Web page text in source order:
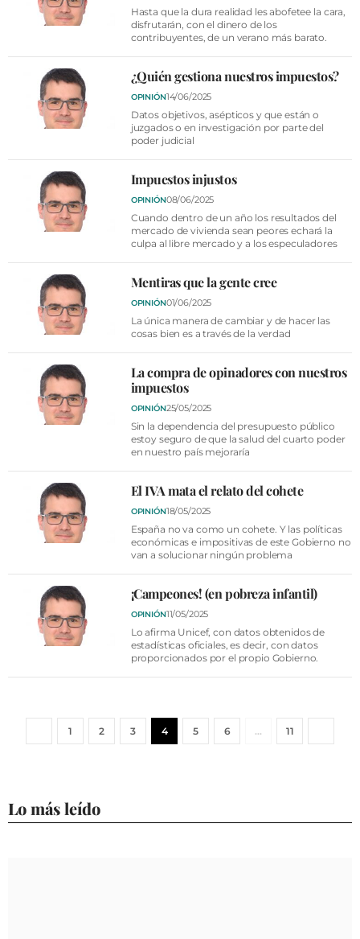
Hasta que la dura realidad les abofetee la cara,
disfrutarán, con el dinero de los
contribuyentes, de un verano más barato.
¿Quién gestiona nuestros impuestos?
OPINIÓN14/06/2025
Datos objetivos, asépticos y que están o
juzgados o en investigación por parte del
poder judicial
Impuestos injustos
OPINIÓN08/06/2025
Cuando dentro de un año los resultados del
mercado de vivienda sean peores echará la
culpa al libre mercado y a los especuladores
Mentiras que la gente cree
OPINIÓN01/06/2025
La única manera de cambiar y de hacer las
cosas bien es a través de la verdad
La compra de opinadores con nuestros
impuestos
OPINIÓN25/05/2025
Sin la dependencia del presupuesto público
estoy seguro de que la salud del cuarto poder
en nuestro país mejoraría
El IVA mata el relato del cohete
OPINIÓN18/05/2025
España no va como un cohete. Y las políticas
económicas e impositivas de este Gobierno no
van a solucionar ningún problema
¡Campeones! (en pobreza infantil)
OPINIÓN11/05/2025
Lo afirma Unicef, con datos obtenidos de
estadísticas oficiales, es decir, con datos
proporcionados por el propio Gobierno.
1 2 3 4 5 6 … 11
Lo más leído